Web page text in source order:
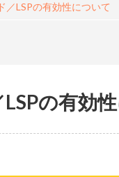
／LSPの有効性について
の有効